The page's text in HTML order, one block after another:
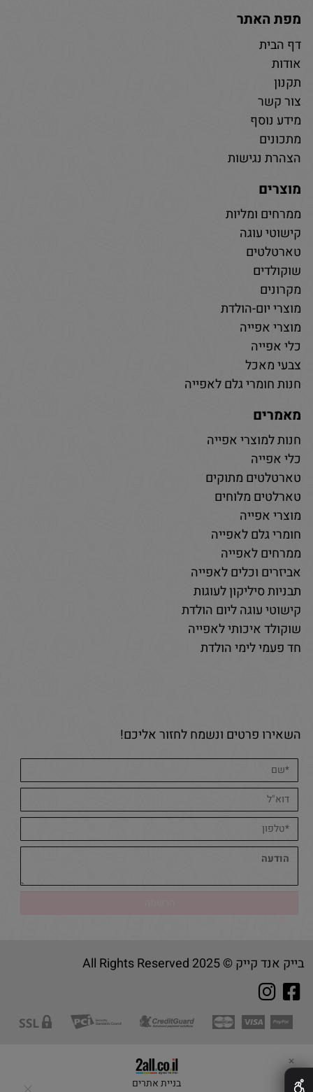
מפת האתר
דף הבית
אודות
תקנון
צור קשר
מידע נוסף
מתכונים
הצהרת נגישות
מוצרים
ממרחים ומליות
קישוטי עוגה
טארטלטים
שוקולדים
מקרונים
מוצרי יום-הולדת
מוצרי אפייה
כלי אפייה
צבעי מאכל
חנות חומרי גלם לאפייה
מאמרים
חנות למוצרי אפייה
כלי אפייה
טארטלטים מתוקים
טארלטים מלוחים
מוצרי אפייה
חומרי גלם לאפייה
ממרחים לאפייה
אביזרים וכלים לאפייה
תבניות סיליקון לעוגות
קישוטי עוגה ליום הולדת
שוקולד איכותי לאפייה
חד פעמי לימי הולדת
השאירו פרטים ונשמח לחזור אליכם!
בייק אנד קייק © 2025 All Rights Reserved
בניית אתרים
✕